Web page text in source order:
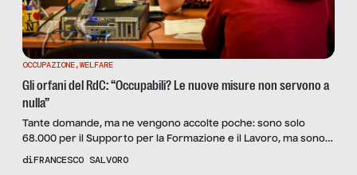
OCCUPAZIONE,WELFARE
Gli orfani del RdC: “Occupabili? Le nuove misure non servono a
nulla”
Tante domande, ma ne vengono accolte poche: sono solo
68.000 per il Supporto per la Formazione e il Lavoro, ma sono
in 28.000 a percepire l’indennità. Gli occupabili sono fermi e le
diFRANCESCO SALVORO